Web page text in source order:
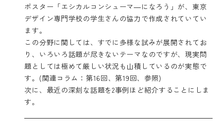
ポスター「エシカルコンシューマ―になろう」が、東京
デザイン専門学校の学生さんの協力で作成されていてい
ます。
この分野に関しては、すでに多様な試みが展開されてお
り、いろいろ話題が尽きないテーマなのですが、現実問
題としては極めて厳しい状況も山積しているのが実態で
す。(関連コラム： 第16回、 第19回、参照)
次に、最近の深刻な話題を2事例ほど紹介することにしま
す。